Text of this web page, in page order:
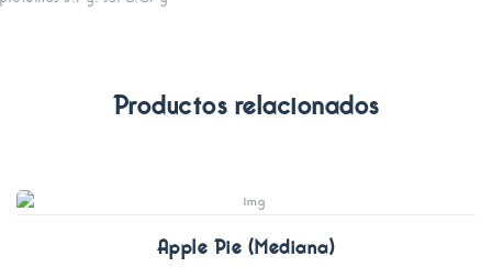
Productos relacionados
Apple Pie (Mediana)